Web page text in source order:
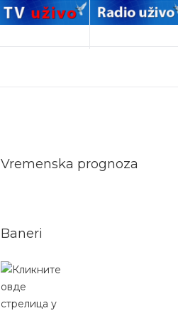
Vremenska prognoza
Baneri